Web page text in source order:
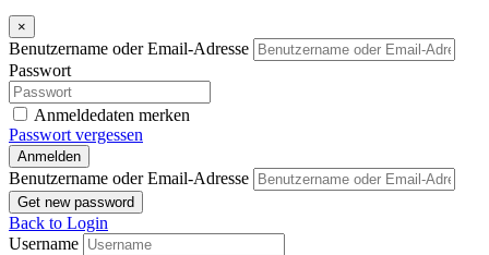
×
Benutzername oder Email-Adresse
Passwort
Anmeldedaten merken
Passwort vergessen
Anmelden
Benutzername oder Email-Adresse
Get new password
Back to Login
Username